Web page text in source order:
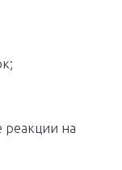
реакции на